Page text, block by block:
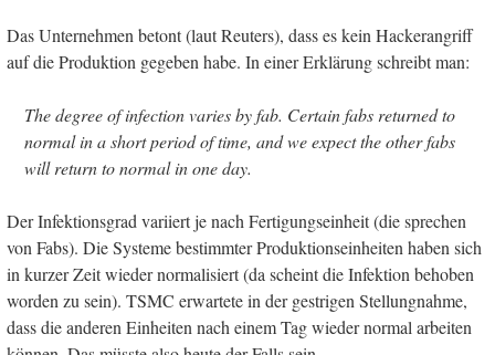
Das Unternehmen betont (laut Reuters), dass es kein Hackerangriff
auf die Produktion gegeben habe. In einer Erklärung schreibt man:
The degree of infection varies by fab. Certain fabs returned to
normal in a short period of time, and we expect the other fabs
will return to normal in one day.
Der Infektionsgrad variiert je nach Fertigungseinheit (die sprechen
von Fabs). Die Systeme bestimmter Produktionseinheiten haben sich
in kurzer Zeit wieder normalisiert (da scheint die Infektion behoben
worden zu sein). TSMC erwartete in der gestrigen Stellungnahme,
dass die anderen Einheiten nach einem Tag wieder normal arbeiten